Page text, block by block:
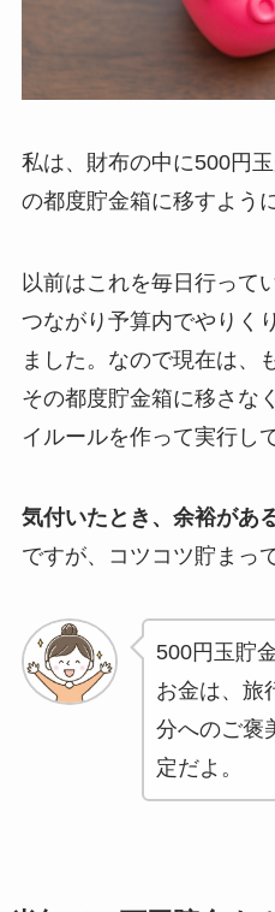
私は、財布の中に500円
の都度貯金箱に移すよう
以前はこれを毎日行って
つながり予算内でやりく
ました。なので現在は、
その都度貯金箱に移さな
イルールを作って実行し
気付いたとき、余裕があ
ですが、コツコツ貯まっ
500円玉貯
お金は、旅
分へのご褒
定だよ。